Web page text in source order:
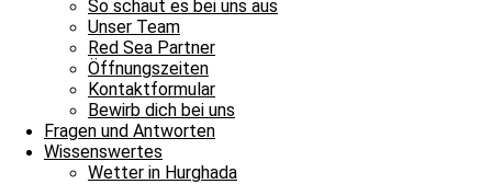
So schaut es bei uns aus
Unser Team
Red Sea Partner
Öffnungszeiten
Kontaktformular
Bewirb dich bei uns
Fragen und Antworten
Wissenswertes
Wetter in Hurghada
Ganztagesfahrt